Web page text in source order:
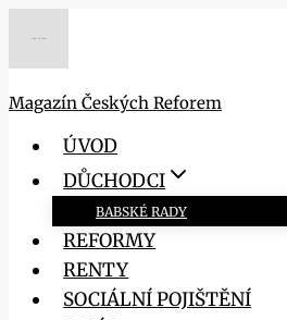
Magazín Českých Reforem
ÚVOD
DŮCHODCI
BABSKÉ RADY
REFORMY
RENTY
SOCIÁLNÍ POJIŠTĚNÍ